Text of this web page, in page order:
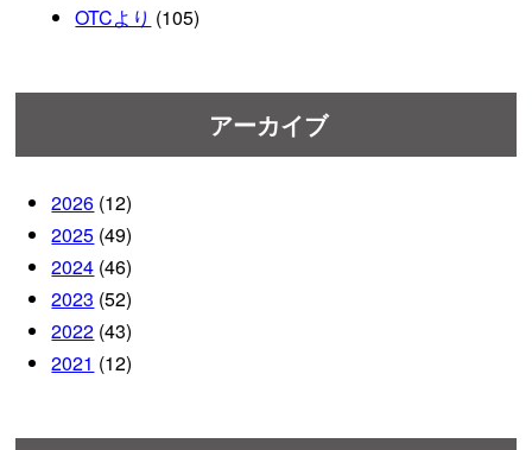
OTCより (105)
アーカイブ
2026 (12)
2025 (49)
2024 (46)
2023 (52)
2022 (43)
2021 (12)